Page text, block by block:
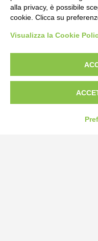
Strada Statale 231
Tel:0172-478161
alla privacy, è possibile
cookie. Clicca su
Visualizza la Cookie